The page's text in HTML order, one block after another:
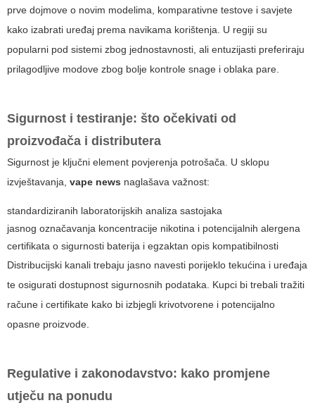
prve dojmove o novim modelima, komparativne testove i savjete
kako izabrati uređaj prema navikama korištenja. U regiji su
popularni pod sistemi zbog jednostavnosti, ali entuzijasti preferiraju
prilagodljive modove zbog bolje kontrole snage i oblaka pare.
Sigurnost i testiranje: što očekivati od
proizvođača i distributera
Sigurnost je ključni element povjerenja potrošača. U sklopu
izvještavanja, vape news naglašava važnost:
standardiziranih laboratorijskih analiza sastojaka
jasnog označavanja koncentracije nikotina i potencijalnih alergena
certifikata o sigurnosti baterija i egzaktan opis kompatibilnosti
Distribucijski kanali trebaju jasno navesti porijeklo tekućina i uređaja
te osigurati dostupnost sigurnosnih podataka. Kupci bi trebali tražiti
račune i certifikate kako bi izbjegli krivotvorene i potencijalno
opasne proizvode.
Regulative i zakonodavstvo: kako promjene
utječu na ponudu